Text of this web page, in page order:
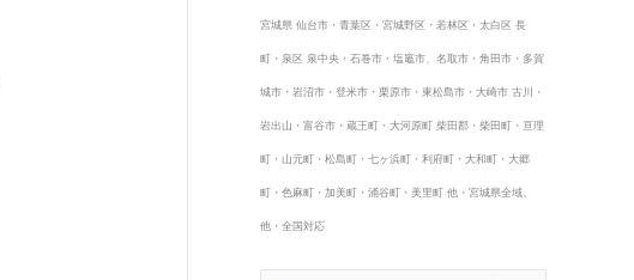
宮城県 仙台市・青葉区・宮城野区・若林区・太白区 長
町・泉区 泉中央・石巻市・塩竈市、名取市・角田市・多賀
城市・岩沼市・登米市・栗原市・東松島市・大崎市 古川・
岩出山・富谷市・蔵王町・大河原町 柴田郡・柴田町・亘理
町・山元町・松島町・七ヶ浜町・利府町・大和町・大郷
町・色麻町・加美町・涌谷町・美里町 他・宮城県全域。
他・全国対応